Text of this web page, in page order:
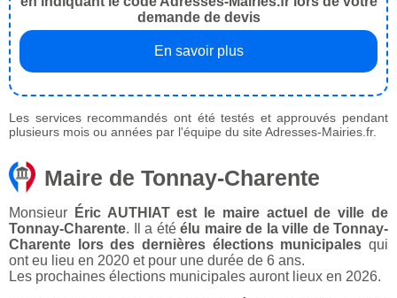
demande de devis
En savoir plus
Les services recommandés ont été testés et approuvés pendant
plusieurs mois ou années par l'équipe du site Adresses-Mairies.fr.
Maire de Tonnay-Charente
Monsieur
Éric AUTHIAT est le maire actuel de ville de
Tonnay-Charente. Il a été élu maire de la ville de Tonnay-
Charente lors des dernières élections municipales qui
ont eu lieu en 2020 et pour une durée de 6 ans.
Les prochaines élections municipales auront lieux en 2026.